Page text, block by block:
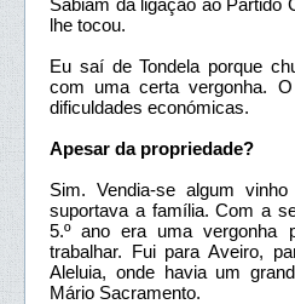
lhe tocou.
Eu saí de Tondela porque
com uma certa vergonha.
dificuldades económicas.
Apesar da propriedade?
Sim. Vendia-se algum
suportava a família. Com a
5.º ano era uma vergonha
trabalhar. Fui para Aveiro,
Aleluia, onde havia um
Mário Sacramento.